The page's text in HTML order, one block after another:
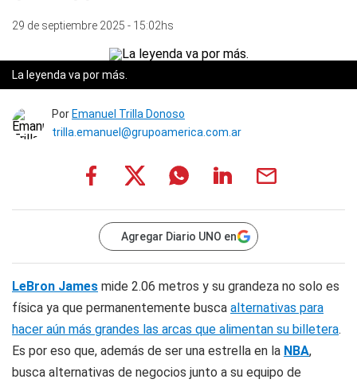
29 de septiembre 2025 - 15:02hs
La leyenda va por más.
Por Emanuel Trilla Donoso
trilla.emanuel@grupoamerica.com.ar
Agregar Diario UNO en
LeBron James mide 2.06 metros y su grandeza no solo es
física ya que permanentemente busca alternativas para
hacer aún más grandes las arcas que alimentan su billetera.
Es por eso que, además de ser una estrella en la NBA,
busca alternativas de negocios junto a su equipo de